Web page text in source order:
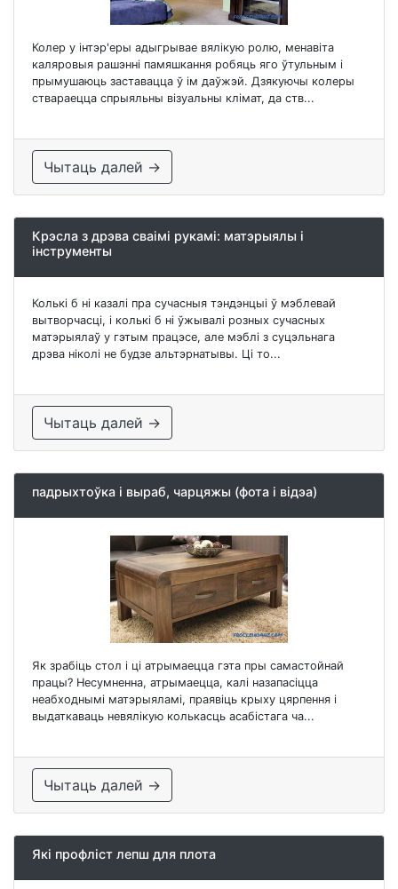
Колер у інтэр'еры адыгрывае вялікую ролю, менавіта
каляровыя рашэнні памяшкання робяць яго ўтульным і
прымушаюць заставацца ў ім даўжэй. Дзякуючы колеры
ствараецца спрыяльны візуальны клімат, да ств...
Чытаць далей →
Крэсла з дрэва сваімі рукамі: матэрыялы і
інструменты
Колькі б ні казалі пра сучасныя тэндэнцыі ў мэблевай
вытворчасці, і колькі б ні ўжывалі розных сучасных
матэрыялаў у гэтым працэсе, але мэблі з суцэльнага
дрэва ніколі не будзе альтэрнатывы. Ці то...
Чытаць далей →
падрыхтоўка і выраб, чарцяжы (фота і відэа)
Як зрабіць стол і ці атрымаецца гэта пры самастойнай
працы? Несумненна, атрымаецца, калі назапасіцца
неабходнымі матэрыяламі, праявіць крыху цярпення і
выдаткаваць невялікую колькасць асабістага ча...
Чытаць далей →
Які профліст лепш для плота